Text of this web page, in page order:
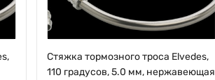
Стяжка тормозного троса Elvedes,
110 градусов, 5.0 мм, нержавеющая